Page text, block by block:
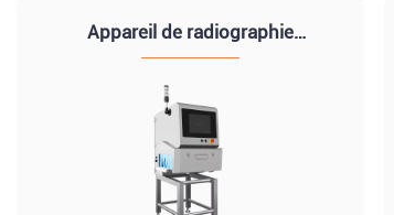
Appareil de radiographie
compact et économique